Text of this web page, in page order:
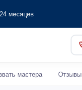
месяцев
грн
от 30 мин
мастера Отзывы